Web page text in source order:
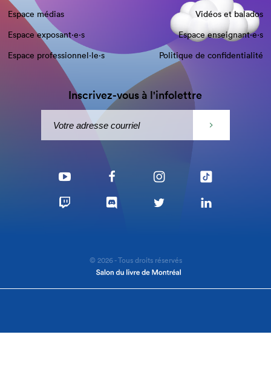
Espace médias
Vidéos et balados
Espace exposant·e⋅s
Espace enseignant·e⋅s
Espace professionnel·le⋅s
Politique de confidentialité
Inscrivez-vous à l'infolettre
© 2026 - Tous droits réservés